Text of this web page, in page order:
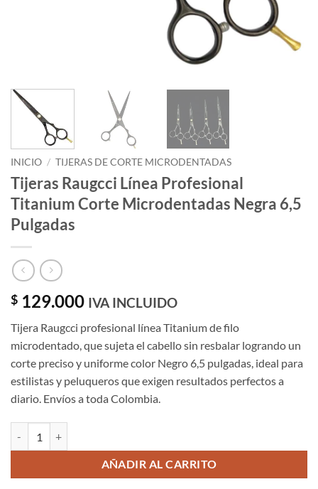
INICIO / TIJERAS DE CORTE MICRODENTADAS
Tijeras Raugcci Línea Profesional
Titanium Corte Microdentadas Negra 6,5
Pulgadas
$ 129.000 IVA INCLUIDO
Tijera Raugcci profesional línea Titanium de filo
microdentado, que sujeta el cabello sin resbalar logrando un
corte preciso y uniforme color Negro 6,5 pulgadas, ideal para
estilistas y peluqueros que exigen resultados perfectos a
diario. Envíos a toda Colombia.
AÑADIR AL CARRITO